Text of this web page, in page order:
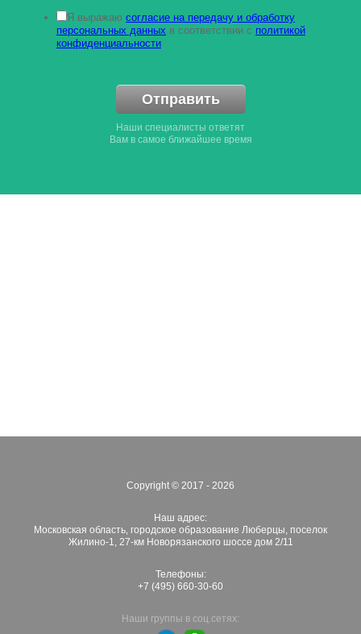
Я выражаю согласие на передачу и обработку
персональных данных в соответствии с политикой
конфиденциальности
Отправить
Наши специалисты ответят
Вам в самое ближайшее время
Copyright © 2017 - 2026
Наш адрес:
Московская область, городское образование Люберцы, поселок
Жилино-1, 27-км Новорязанского шоссе дом 2/11
Телефоны:
+7 (495) 660-30-60
Наши группы в соц.сетях: